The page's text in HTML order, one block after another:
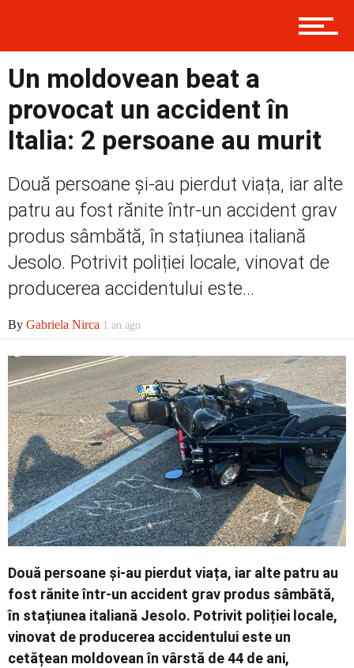
Prima
Externe
Social
Economic
Contact
Un moldovean beat a
provocat un accident în
Italia: 2 persoane au murit
Două persoane și-au pierdut viața, iar alte
patru au fost rănite într-un accident grav
produs sâmbătă, în stațiunea italiană
Jesolo. Potrivit poliției locale, vinovat de
producerea accidentului este...
By Gabriela Nirca 1 an ago
Două persoane și-au pierdut viața, iar alte patru au
fost rănite într-un accident grav produs sâmbătă,
în stațiunea italiană Jesolo. Potrivit poliției locale,
vinovat de producerea accidentului este un
cetățean moldovean în vârstă de 44 de ani,